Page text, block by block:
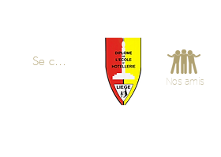
Se connecter
Nos amis